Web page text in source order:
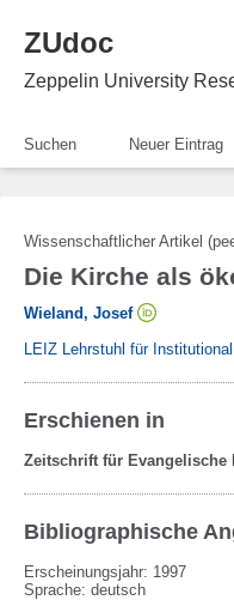
ZUdoc
Zeppelin University
Suchen Neuer Eintrag
Wissenschaftlicher Artikel
Die Kirche als
Wieland, Josef
LEIZ Lehrstuhl für
Erschienen in
Zeitschrift für Evangelische
Bibliographische
Erscheinungsjahr: 1997
Sprache: deutsch